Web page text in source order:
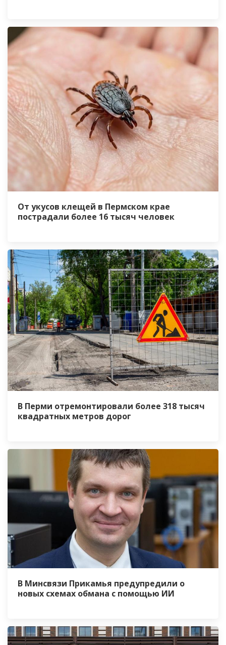
От укусов клещей в Пермском крае
пострадали более 16 тысяч человек
В Перми отремонтировали более 318 тысяч
квадратных метров дорог
В Минсвязи Прикамья предупредили о
новых схемах обмана с помощью ИИ